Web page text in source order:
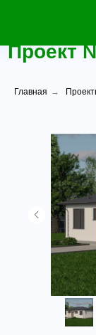
Проект
Главная →